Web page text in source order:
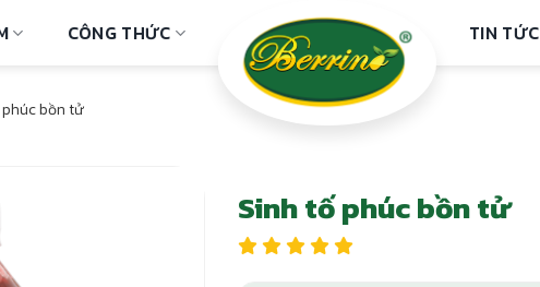
CÔNG THỨC TIN TỨC
bồn tử
Sinh tố phúc bồn tử